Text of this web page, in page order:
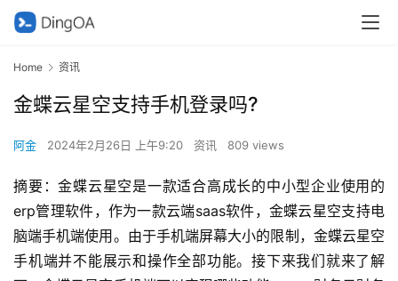
Home 资讯
金蝶云星空支持手机登录吗?
阿金 2024年2月26日 上午9:20 资讯 809 views
摘要：金蝶云星空是一款适合高成长的中小型企业使用的
erp管理软件，作为一款云端saas软件，金蝶云星空支持电
脑端手机端使用。由于手机端屏幕大小的限制，金蝶云星空
手机端并不能展示和操作全部功能。接下来我们就来了解